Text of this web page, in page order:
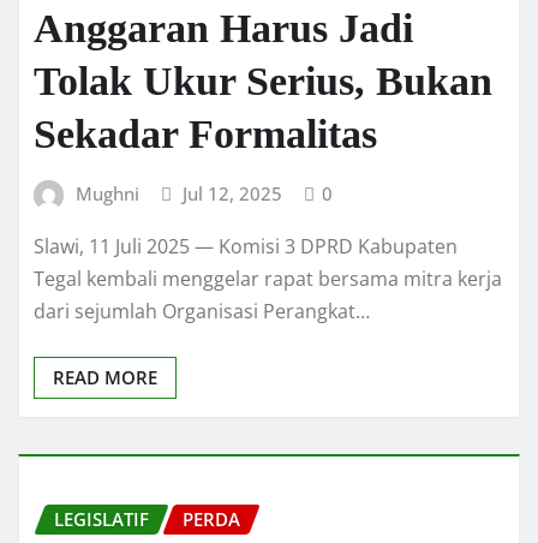
Anggaran Harus Jadi
Tolak Ukur Serius, Bukan
Sekadar Formalitas
Mughni Jul 12, 2025 0
Slawi, 11 Juli 2025 — Komisi 3 DPRD Kabupaten
Tegal kembali menggelar rapat bersama mitra kerja
dari sejumlah Organisasi Perangkat…
READ MORE
LEGISLATIF PERDA